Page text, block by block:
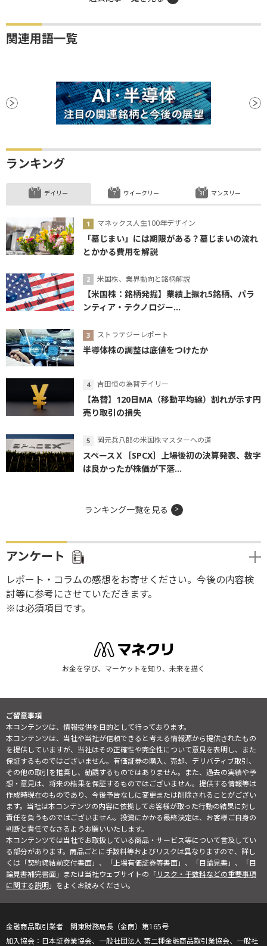
関連用語一覧
ランキング
デイリー
マネックス人生100年デザイン
「墓じまい」には期限がある？墓じまいの流れ
とかかる費用を解説
米国株、業界動向と銘柄解説
【米国株：銘柄発掘】業績上振れ5銘柄、パラ
ンティア・テクノロジー...
ストラテジーレポート
半導体株の調整は底値をつけたか
吉田恒の為替デイリー
【為替】120日MA（移動平均線）割れが示す円
売り取引の損失
岡元兵八郎の米国株マスターへの道
スペースＸ［SPCX］上場後初の決算発表、数字
は良かったが株価が下落...
ウイークリー マンスリー
ランキング一覧を見る
アンケート
レポート・コラムの感想をお寄せください。今後の内容検
討等に参考にさせていただきます。
※は必須項目です。
お金を学び、マーケットを知り、未来を描く
ご留意事項
本コンテンツは、情報提供を目的として行っております。
本コンテンツは、当社や当社が信頼できると考える情報源から提供されたもの
を提供していますが、当社はその正確性や完全性について意見を表明し、また
保証するものではございません。有価証券の購入、売却、デリバティブ取引、
その他の取引を推奨し、勧誘するものではありません。また、過去の実績や予
想・意見は、将来の結果を保証するものではございません。提供する情報等は
作成時現在のものであり、今後予告なしに変更または削除されることがござい
ます。当社は本コンテンツの内容に依拠してお客様が取った行動の結果に対し
責任を負うものではございません。投資にかかる最終決定は、お客様ご自身の
判断と責任でなさるようお願いいたします。
本コンテンツでは当社でお取扱している商品・サービス等について言及してい
る部分があります。商品ごとに手数料等およびリスクは異なりますので、詳し
くは「契約締結前交付書面」、「上場有価証券等書面」、「目論見書」、「目
論見書補完書面」または当社ウェブサイトの「リスク・手数料などの重要事項
に関する説明」をよくお読みください。
金融商品取引業者 関東財務局長（金商）第165号
日本証券業協会、一般社団法人 第二種金融商品取引業協会、一般社